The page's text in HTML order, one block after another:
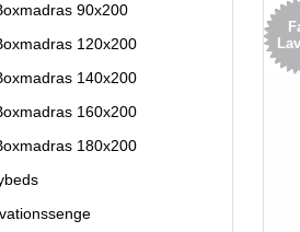
90x200
120x200
140x200
160x200
180x200